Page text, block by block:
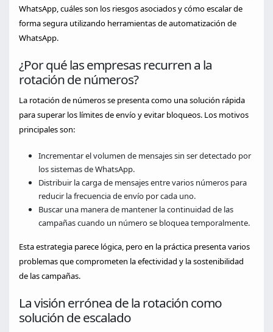
WhatsApp, cuáles son los riesgos asociados y cómo escalar de
forma segura utilizando herramientas de automatización de
WhatsApp.
¿Por qué las empresas recurren a la
rotación de números?
La rotación de números se presenta como una solución rápida
para superar los límites de envío y evitar bloqueos. Los motivos
principales son:
Incrementar el volumen de mensajes sin ser detectado por
los sistemas de WhatsApp.
Distribuir la carga de mensajes entre varios números para
reducir la frecuencia de envío por cada uno.
Buscar una manera de mantener la continuidad de las
campañas cuando un número se bloquea temporalmente.
Esta estrategia parece lógica, pero en la práctica presenta varios
problemas que comprometen la efectividad y la sostenibilidad
de las campañas.
La visión errónea de la rotación como
solución de escalado